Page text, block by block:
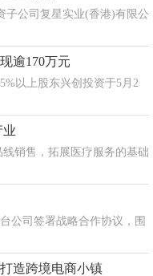
子公司复星实业(香港)有限公
逾170万元
以上股东兴创投资于5月2
业
线销售，拓展医疗服务的基础
公司签署战略合作协议，围
造跨境电商小镇